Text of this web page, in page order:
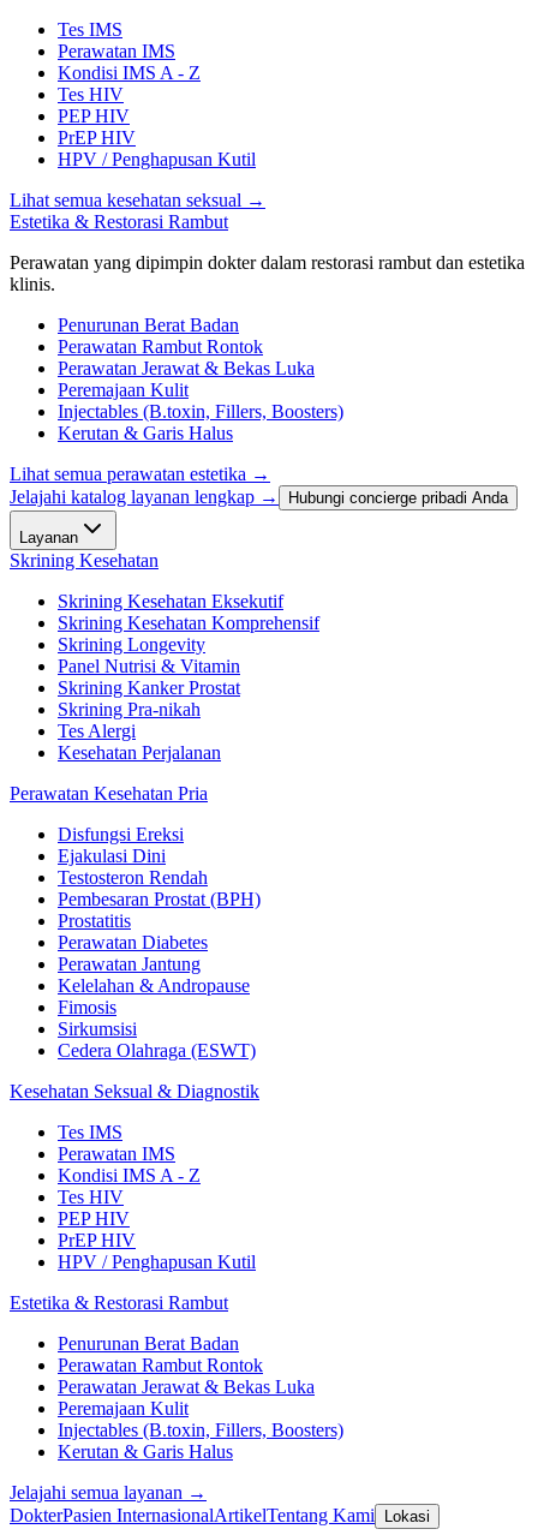
Tes IMS
Perawatan IMS
Kondisi IMS A - Z
Tes HIV
PEP HIV
PrEP HIV
HPV / Penghapusan Kutil
Lihat semua kesehatan seksual →
Estetika & Restorasi Rambut
Perawatan yang dipimpin dokter dalam restorasi rambut dan estetika
klinis.
Penurunan Berat Badan
Perawatan Rambut Rontok
Perawatan Jerawat & Bekas Luka
Peremajaan Kulit
Injectables (B.toxin, Fillers, Boosters)
Kerutan & Garis Halus
Lihat semua perawatan estetika →
Jelajahi katalog layanan lengkap →
Hubungi concierge pribadi Anda
Layanan
Skrining Kesehatan
Skrining Kesehatan Eksekutif
Skrining Kesehatan Komprehensif
Skrining Longevity
Panel Nutrisi & Vitamin
Skrining Kanker Prostat
Skrining Pra-nikah
Tes Alergi
Kesehatan Perjalanan
Perawatan Kesehatan Pria
Disfungsi Ereksi
Ejakulasi Dini
Testosteron Rendah
Pembesaran Prostat (BPH)
Prostatitis
Perawatan Diabetes
Perawatan Jantung
Kelelahan & Andropause
Fimosis
Sirkumsisi
Cedera Olahraga (ESWT)
Kesehatan Seksual & Diagnostik
Tes IMS
Perawatan IMS
Kondisi IMS A - Z
Tes HIV
PEP HIV
PrEP HIV
HPV / Penghapusan Kutil
Estetika & Restorasi Rambut
Penurunan Berat Badan
Perawatan Rambut Rontok
Perawatan Jerawat & Bekas Luka
Peremajaan Kulit
Injectables (B.toxin, Fillers, Boosters)
Kerutan & Garis Halus
Jelajahi semua layanan →
DokterPasien InternasionalArtikelTentang Kami Lokasi